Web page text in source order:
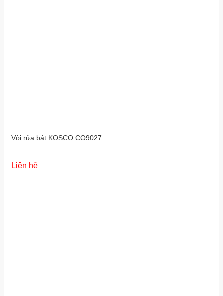
Vòi rửa bát KOSCO CO9027
Liên hệ